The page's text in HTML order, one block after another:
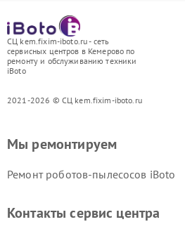
СЦ kem.fixim-iboto.ru - сеть
сервисных центров в Кемерово по
ремонту и обслуживанию техники
iBoto
2021-2026 © СЦ kem.fixim-iboto.ru
Мы ремонтируем
Ремонт роботов-пылесосов iBoto
Контакты сервис центра